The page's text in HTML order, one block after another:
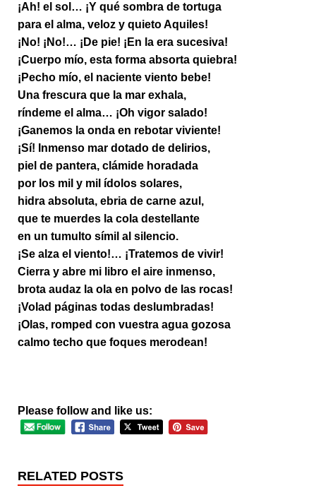
¡Ah! el sol… ¡Y qué sombra de tortuga
para el alma, veloz y quieto Aquiles!
¡No! ¡No!… ¡De pie! ¡En la era sucesiva!
¡Cuerpo mío, esta forma absorta quiebra!
¡Pecho mío, el naciente viento bebe!
Una frescura que la mar exhala,
ríndeme el alma… ¡Oh vigor salado!
¡Ganemos la onda en rebotar viviente!
¡Sí! Inmenso mar dotado de delirios,
piel de pantera, clámide horadada
por los mil y mil ídolos solares,
hidra absoluta, ebria de carne azul,
que te muerdes la cola destellante
en un tumulto símil al silencio.
¡Se alza el viento!… ¡Tratemos de vivir!
Cierra y abre mi libro el aire inmenso,
brota audaz la ola en polvo de las rocas!
¡Volad páginas todas deslumbradas!
¡Olas, romped con vuestra agua gozosa
calmo techo que foques merodean!
Please follow and like us:
RELATED POSTS